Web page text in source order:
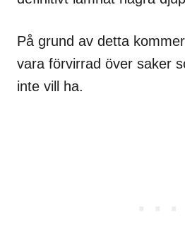
På grund av detta
vara förvirrad över saker
inte vill ha.